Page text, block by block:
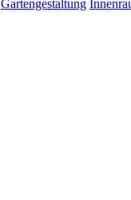
Gartengestaltung